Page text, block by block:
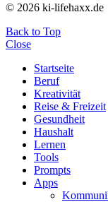
© 2026 ki-lifehaxx.de
Back to Top
Close
Startseite
Beruf
Kreativität
Reise & Freizeit
Gesundheit
Haushalt
Lernen
Tools
Prompts
Apps